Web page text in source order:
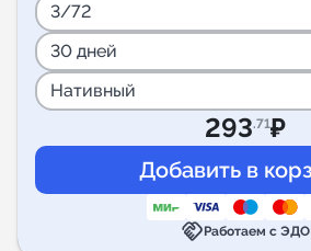
3/72
30 дней
Нативный
293.71₽
handshakeРаботаем с ЭДО